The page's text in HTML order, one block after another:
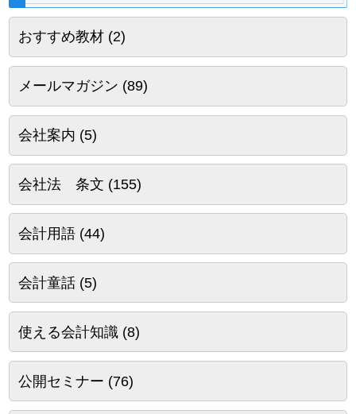
おすすめ教材(2)
メールマガジン (89)
会社案内 (5)
会社法 条文 (155)
会計用語(44)
会計童話(5)
使える会計知識(8)
公開セミナー (76)